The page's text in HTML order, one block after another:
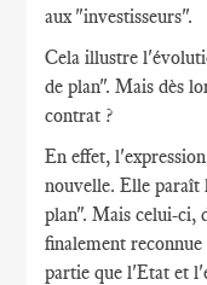
aux "investisseurs".
Cela illustre
de plan". Mais dès
contrat ?
En effet,
nouvelle. Elle
plan". Mais celui-ci,
finalement
partie que l'Etat et